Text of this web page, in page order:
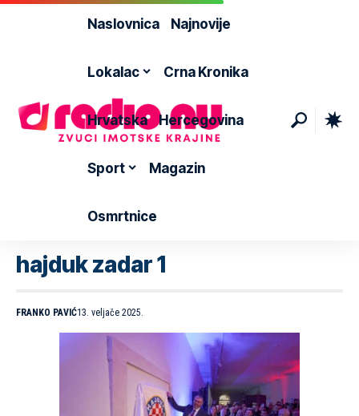
Naslovnica Najnovije
Lokalac Crna Kronika
Hrvatska Hercegovina
Sport Magazin
Osmrtnice
hajduk zadar 1
FRANKO PAVIĆ13. veljače 2025.